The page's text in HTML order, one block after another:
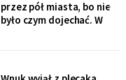
było sobie
przez pół miasta, bo nie
było czym dojechać. W
prześwietlenie biodra.